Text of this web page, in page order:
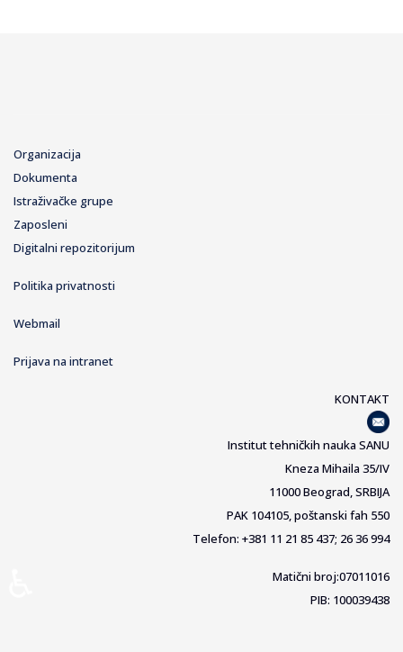
Organizacija
Dokumenta
Istraživačke grupe
Zaposleni
Digitalni repozitorijum
Politika privatnosti
Webmail
Prijava na intranet
KONTAKT
Institut tehničkih nauka SANU
Kneza Mihaila 35/IV
11000 Beograd, SRBIJA
PAK 104105, poštanski fah 550
Telefon: +381 11 21 85 437; 26 36 994
Matični broj:07011016
PIB: 100039438